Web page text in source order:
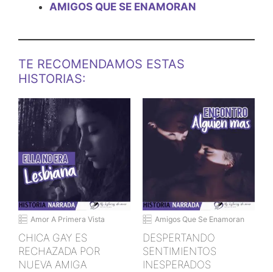
AMIGOS QUE SE ENAMORAN
TE RECOMENDAMOS ESTAS
HISTORIAS:
Amor A Primera Vista
CHICA GAY ES
RECHAZADA POR
NUEVA AMIGA
Amigos Que Se Enamoran
DESPERTANDO
SENTIMIENTOS
INESPERADOS